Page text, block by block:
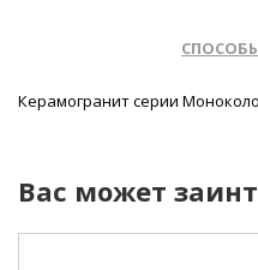
Керамогранит серии
Вас может